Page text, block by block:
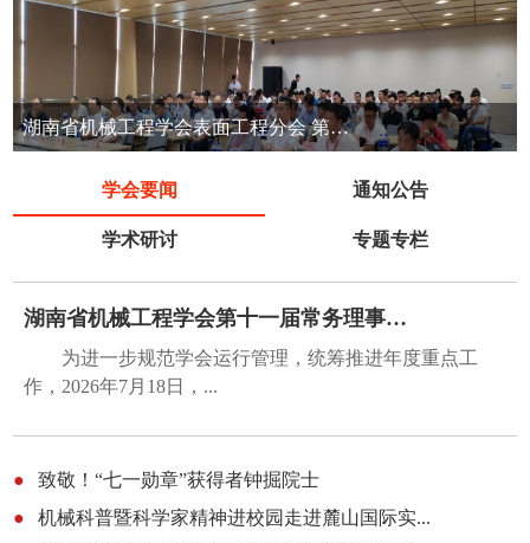
湖南省机械工程学会表面工程分会 第七届表面工程清洁生产技术交流会
学会要闻 通知公告
学术研讨 专题专栏
湖南省机械工程学会第十一届常务理事会第五...
为进一步规范学会运行管理，统筹推进年度重点工
作，2026年7月18日，...
●
致敬！“七一勋章”获得者钟掘院士
●
机械科普暨科学家精神进校园走进麓山国际实...